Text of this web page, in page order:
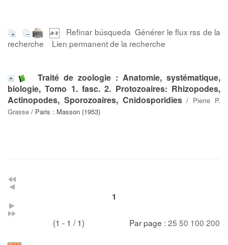
Refinar búsqueda Générer le flux rss de la
recherche
Lien permanent de la recherche
Traité de zoologie : Anatomie, systématique,
biologie, Tomo 1. fasc. 2. Protozoaires: Rhizopodes,
Actinopodes, Sporozoaires, Cnidosporidies/ Pierre P.
Grasse / Paris : Masson (1953)
1
(1 - 1 / 1) Par page : 25 50 100 200